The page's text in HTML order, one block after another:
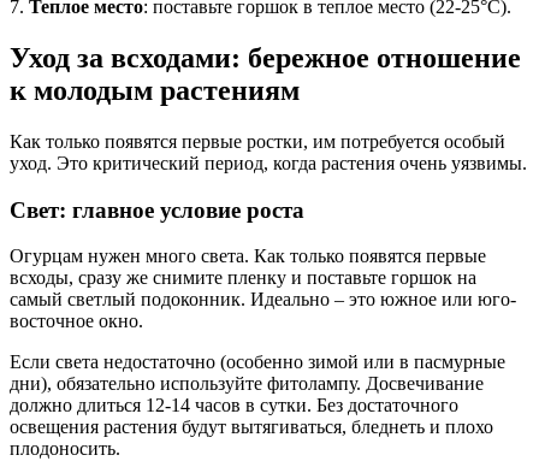
7. Теплое место: поставьте горшок в теплое место (22-25°C).
Уход за всходами: бережное отношение
к молодым растениям
Как только появятся первые ростки, им потребуется особый
уход. Это критический период, когда растения очень уязвимы.
Свет: главное условие роста
Огурцам нужен много света. Как только появятся первые
всходы, сразу же снимите пленку и поставьте горшок на
самый светлый подоконник. Идеально – это южное или юго-
восточное окно.
Если света недостаточно (особенно зимой или в пасмурные
дни), обязательно используйте фитолампу. Досвечивание
должно длиться 12-14 часов в сутки. Без достаточного
освещения растения будут вытягиваться, бледнеть и плохо
плодоносить.